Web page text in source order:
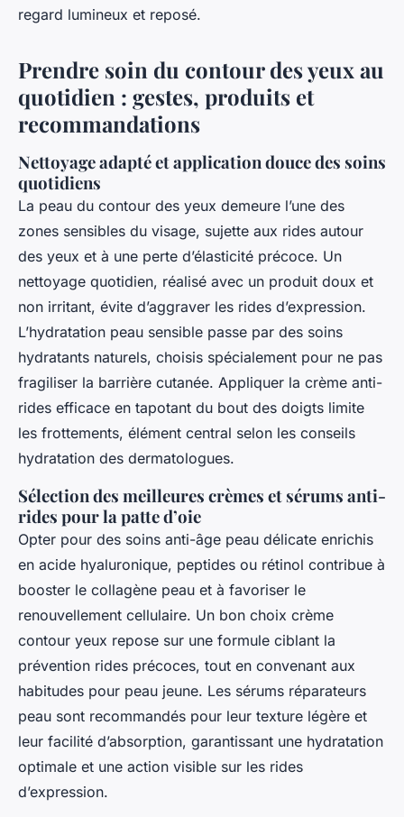
regard lumineux et reposé.
Prendre soin du contour des yeux au
quotidien : gestes, produits et
recommandations
Nettoyage adapté et application douce des soins
quotidiens
La peau du contour des yeux demeure l’une des
zones sensibles du visage, sujette aux rides autour
des yeux et à une perte d’élasticité précoce. Un
nettoyage quotidien, réalisé avec un produit doux et
non irritant, évite d’aggraver les rides d’expression.
L’hydratation peau sensible passe par des soins
hydratants naturels, choisis spécialement pour ne pas
fragiliser la barrière cutanée. Appliquer la crème anti-
rides efficace en tapotant du bout des doigts limite
les frottements, élément central selon les conseils
hydratation des dermatologues.
Sélection des meilleures crèmes et sérums anti-
rides pour la patte d’oie
Opter pour des soins anti-âge peau délicate enrichis
en acide hyaluronique, peptides ou rétinol contribue à
booster le collagène peau et à favoriser le
renouvellement cellulaire. Un bon choix crème
contour yeux repose sur une formule ciblant la
prévention rides précoces, tout en convenant aux
habitudes pour peau jeune. Les sérums réparateurs
peau sont recommandés pour leur texture légère et
leur facilité d’absorption, garantissant une hydratation
optimale et une action visible sur les rides
d’expression.